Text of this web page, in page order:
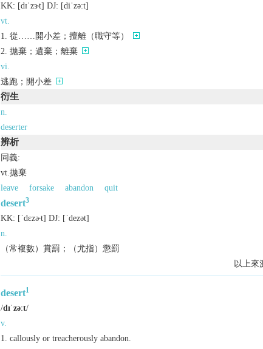
KK: [dɪˈzɝt] DJ: [diˈzǝːt]
vt.
從……開小差；擅離（職守等）
拋棄；遺棄；離棄
vi.
逃跑；開小差
衍生
n.
deserter
辨析
同義:
vt.拋棄
leave
forsake abandon quit
desert3
KK: [ˈdɛzɚt] DJ: [ˈdеzǝt]
n.
（常複數）賞罰；（尤指）懲罰
以上來
desert1
/dɪˈzəːt/
v.
callously or treacherously abandon.